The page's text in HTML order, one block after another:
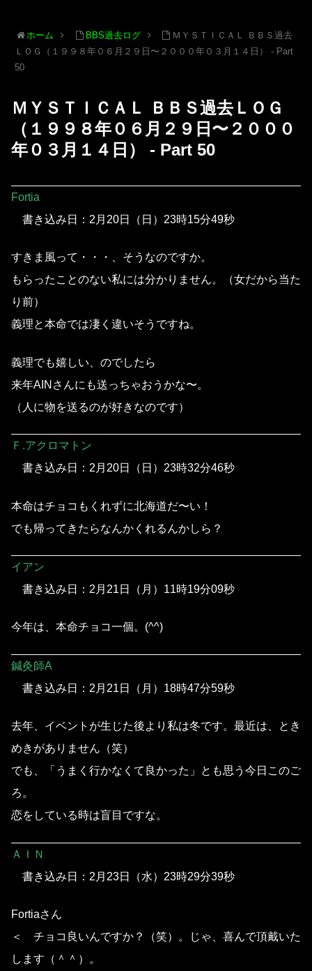
ホーム BBS過去ログ
ＭＹＳＴＩＣＡＬ ＢＢＳ過去
ＬＯＧ（１９９８年０６月２９日〜２０００年０３月１４日） - Part
50
ＭＹＳＴＩＣＡＬ ＢＢＳ過去ＬＯＧ
（１９９８年０６月２９日〜２０００
年０３月１４日） - Part 50
Fortia
書き込み日：2月20日（日）23時15分49秒
すきま風って・・・、そうなのですか。
もらったことのない私には分かりません。（女だから当た
り前）
義理と本命では凄く違いそうですね。
義理でも嬉しい、のでしたら
来年AINさんにも送っちゃおうかな〜。
（人に物を送るのが好きなのです）
Ｆ.アクロマトン
書き込み日：2月20日（日）23時32分46秒
本命はチョコもくれずに北海道だ〜い！
でも帰ってきたらなんかくれるんかしら？
イアン
書き込み日：2月21日（月）11時19分09秒
今年は、本命チョコ一個。(^^)
鍼灸師A
書き込み日：2月21日（月）18時47分59秒
去年、イベントが生じた後より私は冬です。最近は、とき
めきがありません（笑）
でも、「うまく行かなくて良かった」とも思う今日このご
ろ。
恋をしている時は盲目ですな。
ＡＩＮ
書き込み日：2月23日（水）23時29分39秒
Fortiaさん
＜ チョコ良いんですか？（笑）。じゃ、喜んで頂戴いた
します（＾＾）。